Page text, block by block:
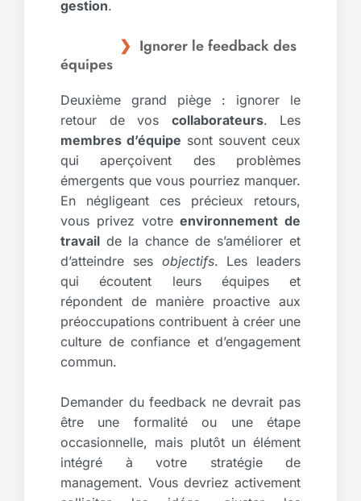
gestion.
Ignorer le feedback des
équipes
Deuxième grand piège : ignorer le
retour de vos collaborateurs. Les
membres d’équipe sont souvent ceux
qui aperçoivent des problèmes
émergents que vous pourriez manquer.
En négligeant ces précieux retours,
vous privez votreenvironnement de
travail de la chance de s’améliorer et
d’atteindre ses objectifs. Les leaders
qui écoutent leurs équipes et
répondent de manière proactive aux
préoccupations contribuent à créer une
culture de confiance et d’engagement
commun.
Demander du feedback ne devrait pas
être une formalité ou une étape
occasionnelle, mais plutôt un élément
intégré à votre stratégie de
management. Vous devriez activement